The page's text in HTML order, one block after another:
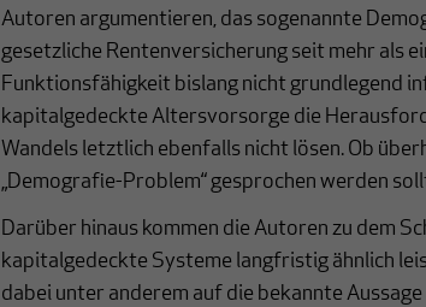
Autoren argumentieren, das sogenannte
gesetzliche Rentenversicherung seit mehr als
Funktionsfähigkeit bislang nicht grundlegend
kapitalgedeckte Altersvorsorge die
Wandels letztlich ebenfalls nicht lösen. Ob
„Demografie-Problem“ gesprochen werden
Darüber hinaus kommen die Autoren zu dem
kapitalgedeckte Systeme langfristig ähnlich
dabei unter anderem auf die bekannte